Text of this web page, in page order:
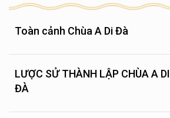
Toàn cảnh Chùa A Di Đà
LƯỢC SỬ THÀNH LẬP CHÙA A DI
ĐÀ